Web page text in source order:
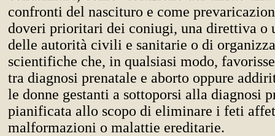
confronti del nascituro e come
doveri prioritari dei coniugi, una direttiva o
delle autorità civili e sanitarie o di
scientifiche che, in qualsiasi modo,
tra diagnosi prenatale e aborto oppure
le donne gestanti a sottoporsi alla diagnosi
pianificata allo scopo di eliminare i feti
malformazioni o malattie ereditarie.